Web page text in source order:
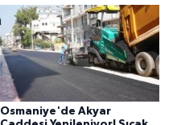
Osmaniye'de Akyar